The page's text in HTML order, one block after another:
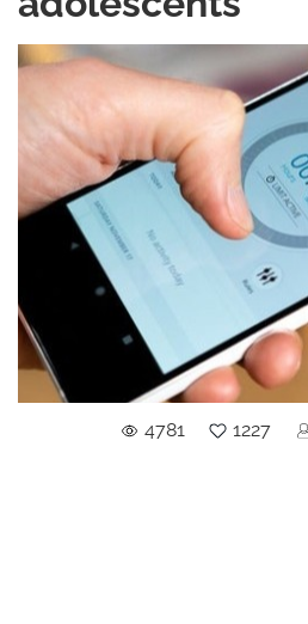
4781 1227